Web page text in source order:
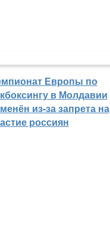
Европы по
в Молдавии
из-за запрета на
россиян